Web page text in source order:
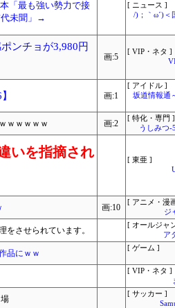
「最も強い勢力で接
代未聞」→
[ ニュース ]
/)；｀ω´)＜
ンチョが3,980円
画:5
[ VIP・ネタ ]
画:1
[ アイドル ]
坂道情報通
ｗｗｗｗｗ 画:2
[ 特化・専門 ]
うしみつ-
いを指摘され
[ 東亜 ]
画:10
[ アニメ・漫
ジ
させられています。
[ オールジャ
ア
品にｗｗ
[ ゲーム ]
[ VIP・ネタ ]
[ サッカー ]